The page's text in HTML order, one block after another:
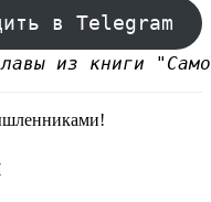
в Telegram
из книги